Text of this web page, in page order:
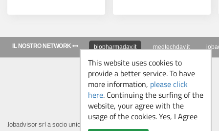
IL NOSTRO NETWORK biopharmaday.it medtechday.it
Follow us
Jobadvisor srl a socio unico - P.IVA/CF 13142760159 -
This website uses cookies to
provide a better service. To have
more information, please click
here. Continuing the surfing of the
website, your agree with the
usage of the cookies. Yes, I Agree